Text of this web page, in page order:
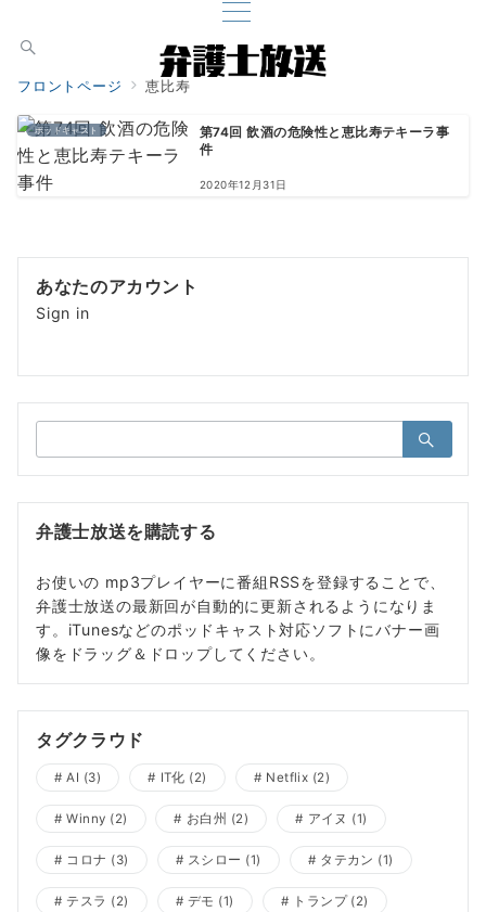
フロントページ 恵比寿
ポッドキャスト
第74回 飲酒の危険性と恵比寿テキーラ事
件
2020年12月31日
あなたのアカウント
Sign in
索：
弁護士放送を購読する
お使いの mp3プレイヤーに番組RSSを登録することで、
弁護士放送の最新回が自動的に更新されるようになりま
す。iTunesなどのポッドキャスト対応ソフトにバナー画
像をドラッグ＆ドロップしてください。
タグクラウド
AI (3) IT化 (2) Netflix (2)
Winny (2) お白州 (2) アイヌ (1)
コロナ (3) スシロー (1) タテカン (1)
テスラ (2) デモ (1) トランプ(2)